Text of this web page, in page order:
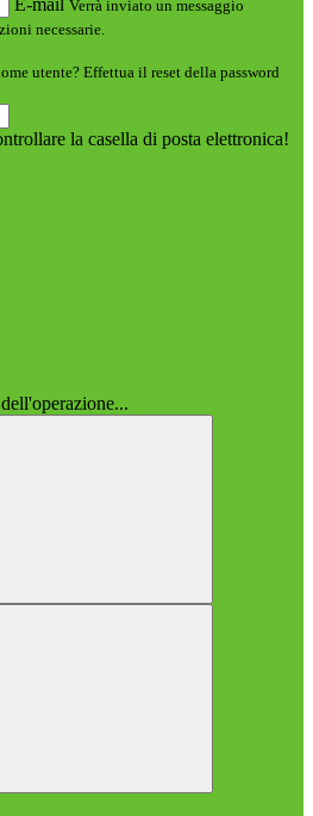
E-mail Verrà inviato un messaggio
necessarie.
utente? Effettua il reset della password
la casella di posta elettronica!